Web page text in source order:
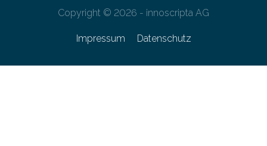
Copyright © 2026 - innoscripta AG
Impressum Datenschutz